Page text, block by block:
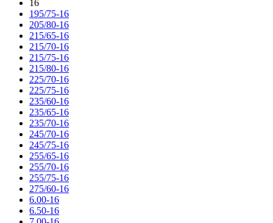
16
195/75-16
205/80-16
215/65-16
215/70-16
215/75-16
215/80-16
225/70-16
225/75-16
235/60-16
235/65-16
235/70-16
245/70-16
245/75-16
255/65-16
255/70-16
255/75-16
275/60-16
6.00-16
6.50-16